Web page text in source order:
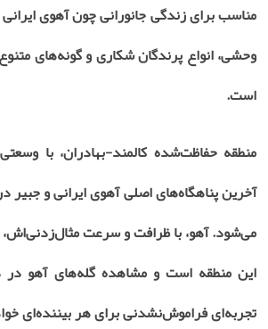
مناسب برای زندگی جانورانی چون آهوی ایرانی
وحشی، انواع پرندگان شکاری و گونه‌های
است.
منطقه حفاظت‌شده کالمند-بهادران، با
آخرین پناهگاه‌های اصلی آهوی ایرانی و
می‌شود. آهو، با ظرافت و سرعت
این منطقه است و مشاهده گله‌های آهو
تجربه‌ای فراموش‌نشدنی برای هر بیننده‌ای